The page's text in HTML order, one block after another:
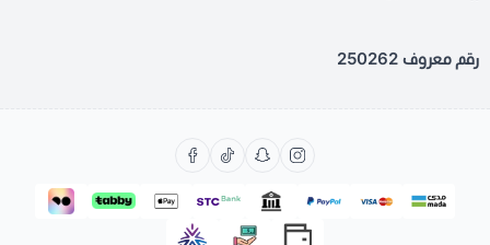
رقم معروف 250262